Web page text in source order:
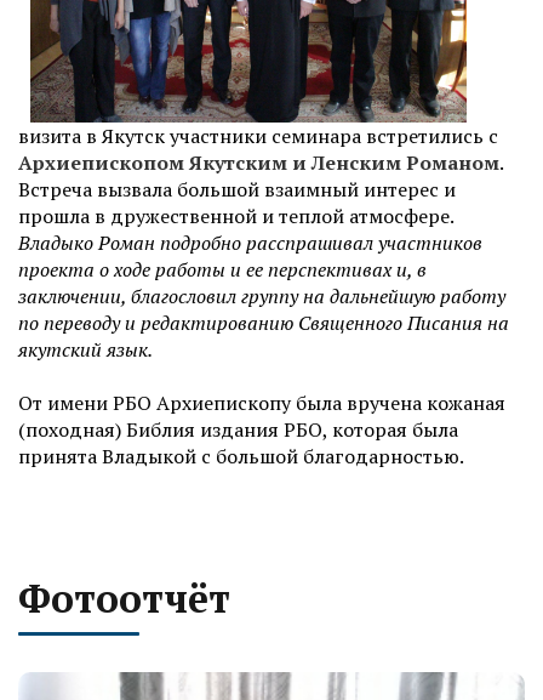
визита в Якутск участники семинара встретились с
Архиепископом Якутским и Ленским Романом.
Встреча вызвала большой взаимный интерес и
прошла в дружественной и теплой атмосфере.
Владыко Роман подробно расспрашивал участников
проекта о ходе работы и ее перспективах и, в
заключении, благословил группу на дальнейшую работу
по переводу и редактированию Священного Писания на
якутский язык.
От имени РБО Архиепископу была вручена кожаная
(походная) Библия издания РБО, которая была
принята Владыкой с большой благодарностью.
Фотоотчёт